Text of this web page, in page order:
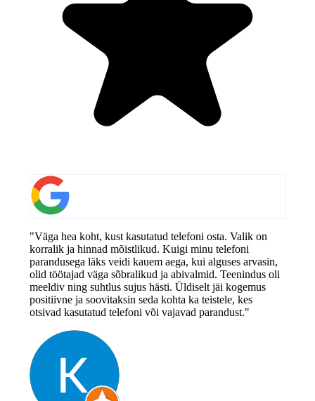
"Väga hea koht, kust kasutatud telefoni osta. Valik on
korralik ja hinnad mõistlikud. Kuigi minu telefoni
parandusega läks veidi kauem aega, kui alguses arvasin,
olid töötajad väga sõbralikud ja abivalmid. Teenindus oli
meeldiv ning suhtlus sujus hästi. Üldiselt jäi kogemus
positiivne ja soovitaksin seda kohta ka teistele, kes
otsivad kasutatud telefoni või vajavad parandust."